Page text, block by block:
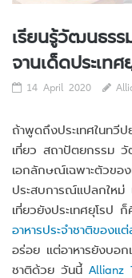
เรียนรู้วัฒนธรร
จานเด็ดประเทศ
14 April 2020
ถ้าพูดถึงประเทศในทวี
เที่ยว สถาปัตยกรรม วั
เอกลักษณ์เฉพาะตัวขอ
ประสบการณ์แปลกใหม่
เที่ยวยังประเทศยุโรป
อาหารประจำชาติของแต่
อร่อย แต่อาหารยังบอก
ชาติด้วย วันนี้ Allianz